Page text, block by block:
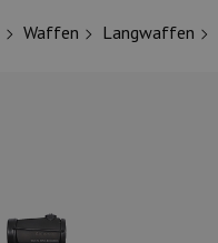
Waffen Langwaffen